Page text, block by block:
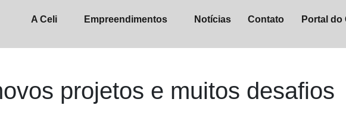
A Celi Empreendimentos Notícias Contato Portal do
projetos e muitos desafios